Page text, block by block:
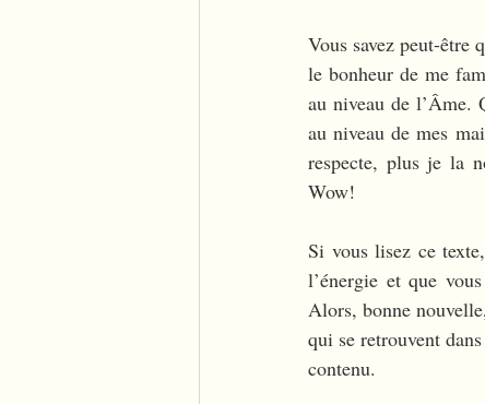
Vous savez peut-être
le bonheur de me
au niveau de l’Âme.
au niveau de mes
respecte, plus je la
Wow!
Si vous lisez ce
l’énergie et que
Alors, bonne
qui se retrouvent
contenu.